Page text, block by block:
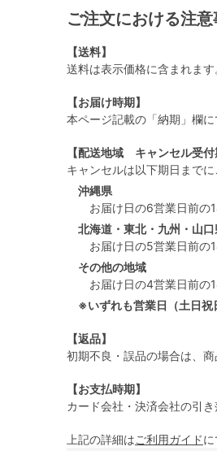
ご注文における注
【送料】
送料は表示価格に含まれま
【お届け時期】
本ページ記載の「納期」欄
【配送地域 キャンセル受付
キャンセルは以下期日まで
沖縄県
お届け日の6営業日前の
北海道・東北・九州・山
お届け日の5営業日前の
その他の地域
お届け日の4営業日前の
※いずれも営業日（土日祝
【返品】
初期不良・誤品の場合は、
【お支払時期】
カード会社・決済会社の引き
上記の詳細はご利用ガイドに